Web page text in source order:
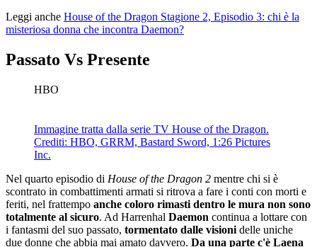
Leggi anche House of the Dragon Stagione 2, Episodio 3: chi è la
misteriosa donna che incontra Daemon?
Passato Vs Presente
HBO
Immagine tratta dalla serie TV House of the Dragon.
Crediti: HBO, GRRM, Bastard Sword, 1:26 Pictures
Inc.
Nel quarto episodio di House of the Dragon 2 mentre chi si è
scontrato in combattimenti armati si ritrova a fare i conti con morti e
feriti, nel frattempo anche coloro rimasti dentro le mura non sono
totalmente al sicuro. Ad Harrenhal Daemon continua a lottare con
i fantasmi del suo passato, tormentato dalle visioni delle uniche
due donne che abbia mai amato davvero. Da una parte c'è Laena